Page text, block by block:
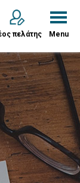
πελάτης Menu